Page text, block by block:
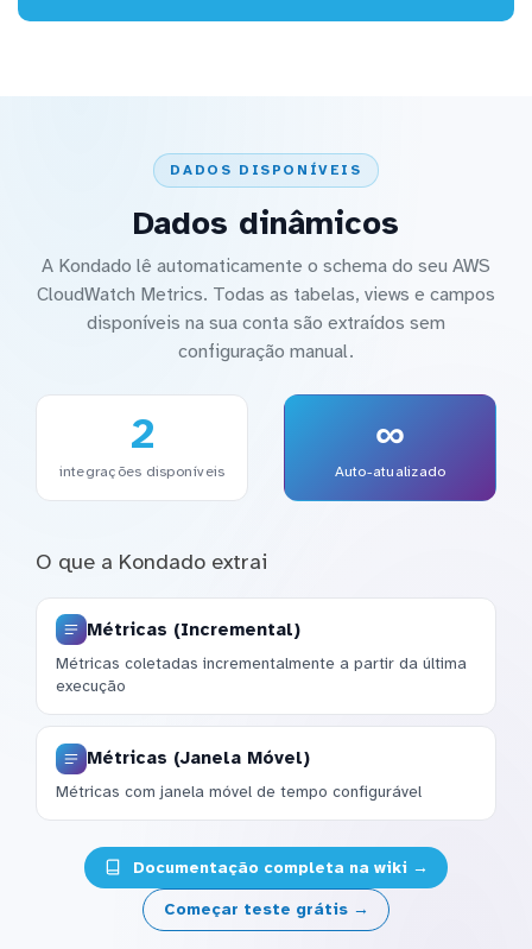
DADOS DISPONÍVEIS
Dados dinâmicos
A Kondado lê automaticamente o schema do seu AWS
CloudWatch Metrics. Todas as tabelas, views e campos
disponíveis na sua conta são extraídos sem
configuração manual.
2
integrações disponíveis
∞
Auto-atualizado
O que a Kondado extrai
Métricas (Incremental)
Métricas coletadas incrementalmente a partir da última
execução
Métricas (Janela Móvel)
Métricas com janela móvel de tempo configurável
Documentação completa na wiki →
Começar teste grátis →